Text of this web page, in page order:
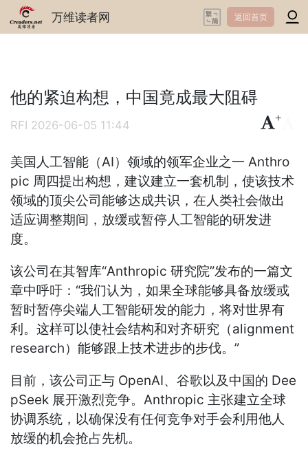
万维读者网 返回首页
他的紧迫构想，中国竟成最大阻碍
RFI 2026-06-05 11:44
+
美国人工智能（AI）领域的领军企业之一 Anthro
pic 周四提出构想，建议建立一套机制，使该技术
领域的顶尖公司能够达成共识，在人类社会做出
适应调整期间，放缓或暂停人工智能的研发进
度。
该公司在其智库“Anthropic 研究院”发布的一篇文
章中呼吁：“我们认为，如果全球能够具备放缓或
暂时暂停尖端人工智能研发的能力，将对世界有
利。这样可以使社会结构和对齐研究（alignment
research）能够跟上技术进步的步伐。”
目前，该公司正与 OpenAI、谷歌以及中国的 Dee
pSeek 展开激烈竞争。Anthropic 主张建立全球
协调系统，以确保没有任何竞争对手会利用他人
放缓的机会抢占先机。